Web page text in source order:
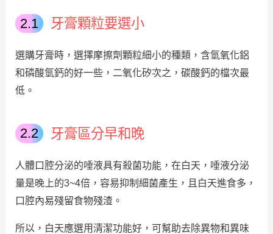
牙膏顆粒要選小
選購牙膏時，選擇摩擦劑顆粒細小的種類，含氫氧化鋁
和磷酸氫鈣的好一些，二氧化矽次之，碳酸鈣的檔次最
低。
牙膏區分早和晚
人體口腔分泌的唾液具有殺菌功能，在白天，唾液分泌
量是晚上的3~4倍，容易抑制細菌產生，且白天進食多，
口腔內易殘留食物殘渣。
所以，白天應選用清潔功能好，可幫助去除異物和異味